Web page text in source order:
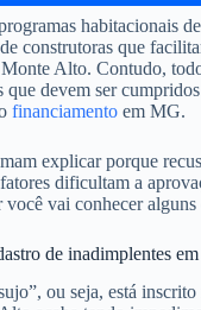
habitacionais
construtoras que
Alto. Contudo,
que devem ser
financiamento em MG.
explicar porque
dificultam a
vai conhecer alguns
de inadimplentes
ou seja, está